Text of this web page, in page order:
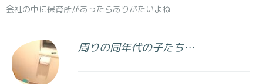
会社の中に保育所があったらありがたいよね
周りの同年代の子たち…